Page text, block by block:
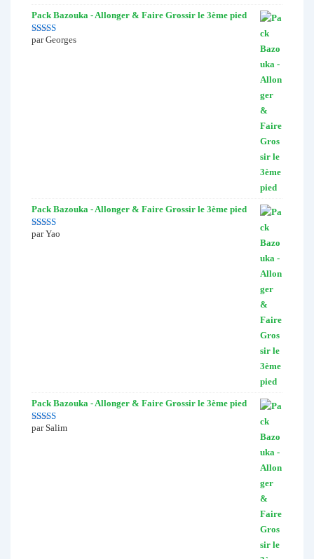
Pack Bazouka - Allonger & Faire Grossir le 3ème pied
Note5sur 5
par Georges
Pack Bazouka - Allonger & Faire Grossir le 3ème pied
Note4sur
par Yao
Pack Bazouka - Allonger & Faire Grossir le 3ème pied
Note5sur 5
par Salim